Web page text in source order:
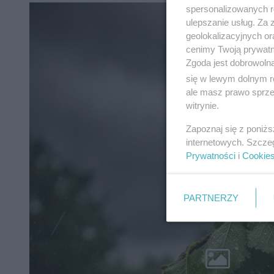
spersonalizowanych
ulepszanie usług.
geolokalizacyjnych
cenimy Twoją
Zgoda jest
się w lewym dolnym
ale masz prawo
witrynie.
Zapoznaj się z
internetowych.
Prywatności i Cookies
PARTNERZY